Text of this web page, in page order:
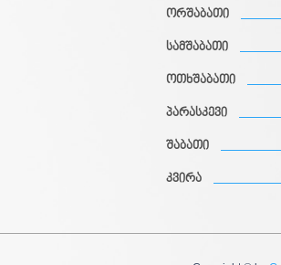
ორშაბათი
სამშაბათი
ოთხშაბათი
პარასკევი
შაბათი
კვირა